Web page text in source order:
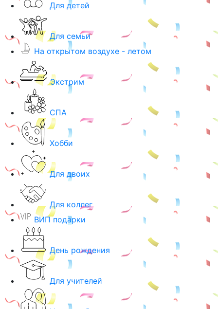
Для детей
Для семьи
На открытом воздухе - летом
Экстрим
СПА
Хобби
Для двоих
Для коллег
ВИП подарки
День рождения
Для учителей